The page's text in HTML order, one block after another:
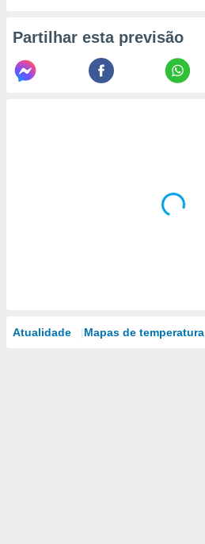
Partilhar esta previsão
Atualidade Mapas de temperatura